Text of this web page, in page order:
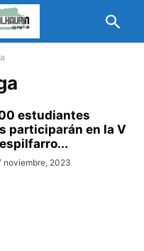
estudiantes
participarán en la V
noviembre, 2023